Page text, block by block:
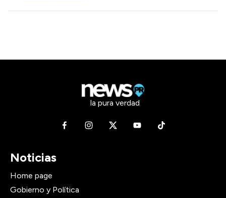
la pura verdad
Noticias
Home page
Gobierno y Política